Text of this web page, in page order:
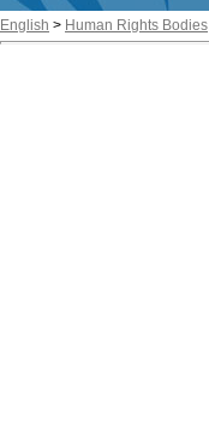
English > Human Rights Bodies